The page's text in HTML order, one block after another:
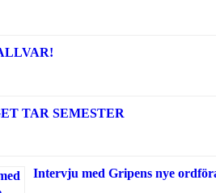
TAR SEMESTER
Intervju med Gripens nye